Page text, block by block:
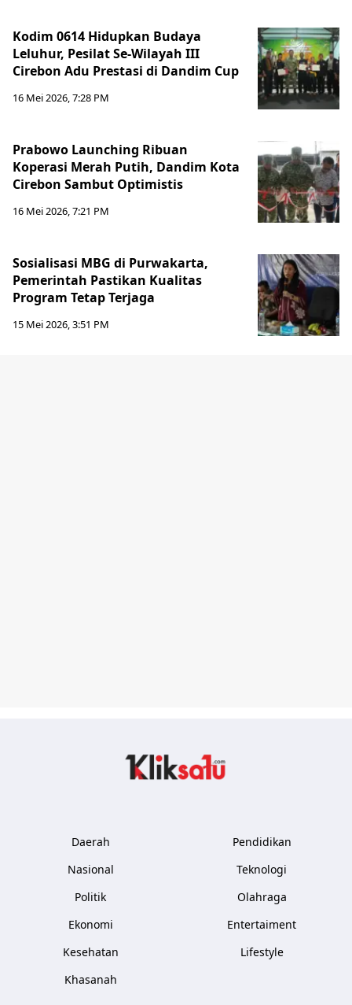
Kodim 0614 Hidupkan Budaya
Leluhur, Pesilat Se-Wilayah III
Cirebon Adu Prestasi di Dandim Cup
16 Mei 2026, 7:28 PM
Prabowo Launching Ribuan
Koperasi Merah Putih, Dandim Kota
Cirebon Sambut Optimistis
16 Mei 2026, 7:21 PM
Sosialisasi MBG di Purwakarta,
Pemerintah Pastikan Kualitas
Program Tetap Terjaga
15 Mei 2026, 3:51 PM
Daerah
Nasional
Politik
Ekonomi
Kesehatan
Khasanah
Pendidikan
Teknologi
Olahraga
Entertaiment
Lifestyle